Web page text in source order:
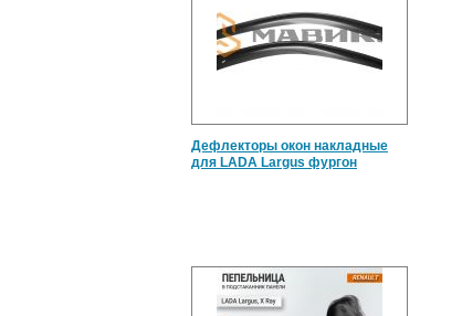
Дефлекторы окон накладные
для LADA Largus фургон